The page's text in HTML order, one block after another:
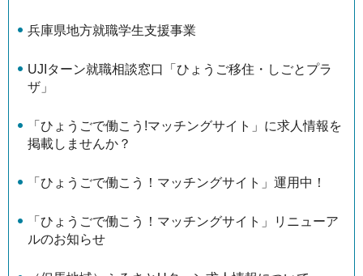
兵庫県地方就職学生支援事業
UJIターン就職相談窓口「ひょうご移住・しごとプラ
ザ」
「ひょうごで働こう!マッチングサイト」に求人情報を
掲載しませんか？
「ひょうごで働こう！マッチングサイト」運用中！
「ひょうごで働こう！マッチングサイト」リニューア
ルのお知らせ